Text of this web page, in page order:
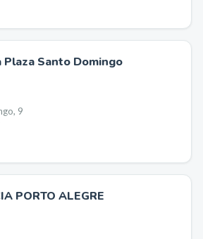
Plaza Santo Domingo
9
PORTO ALEGRE